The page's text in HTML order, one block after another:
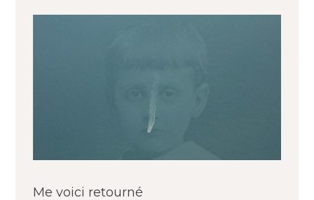
Me voici retourné